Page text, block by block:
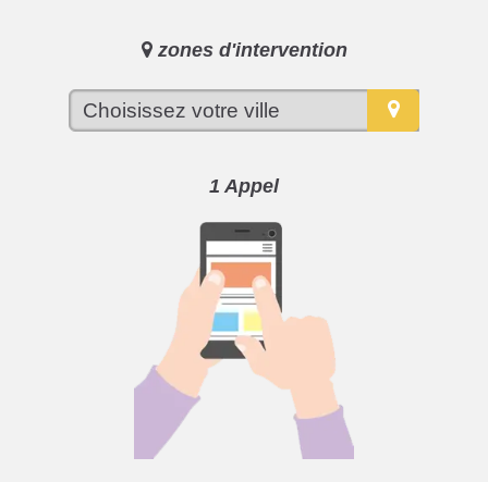
zones d'intervention
1 Appel